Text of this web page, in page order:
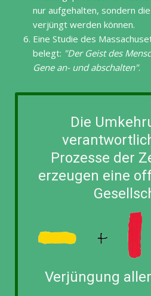
nur aufgehalten, sondern
verjüngt werden können.
Eine Studie des
belegt: Der Geist des
Gene an- und abschalten .
Die
Prozesse der
erzeugen eine
Verjüngung